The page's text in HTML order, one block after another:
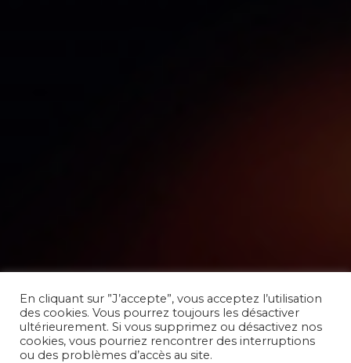
En cliquant sur ”J’accepte”, vous acceptez l’utilisation
des cookies. Vous pourrez toujours les désactiver
ultérieurement. Si vous supprimez ou désactivez nos
cookies, vous pourriez rencontrer des interruptions
ou des problèmes d’accès au site.